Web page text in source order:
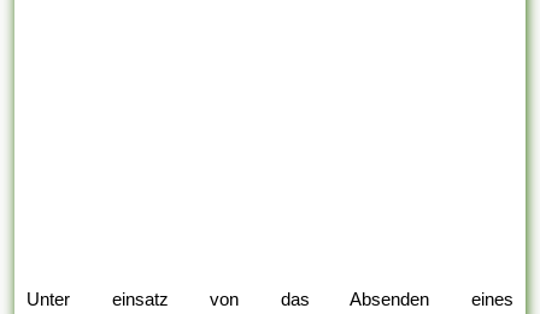
Unter einsatz von das Absenden eines